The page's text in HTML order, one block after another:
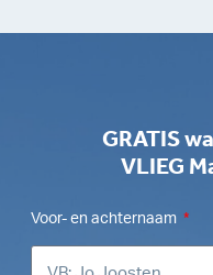
GRATIS
VLIEG
Voor- en achternaam